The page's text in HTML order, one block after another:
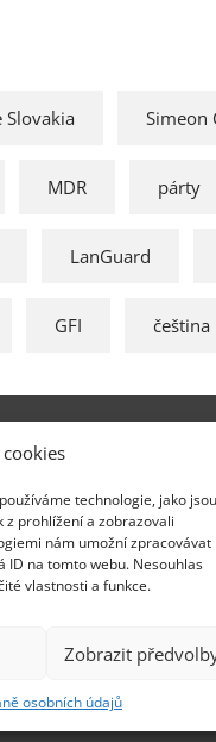
technologie, jako jsou
z prohlížení a zobrazovali
nám umožní zpracovávat
ID na tomto webu. Nesouhlas
vlastnosti a funkce.
Zobrazit
osobních údajů
Slovakia Simeon
MDR párty
LanGuard
GFI čeština
Třída SNP
Česká
+385 99 3241